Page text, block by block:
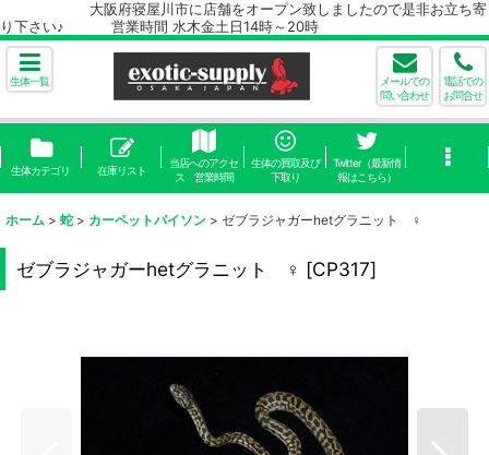
大阪府寝屋川市に店舗をオープン致しましたので是非お立ち寄
り下さい♪ 営業時間 水木金土日14時～20時
生体一覧
メールでの
問い合わせ
電話での
お問合せ
生体カテゴリ 在庫リスト
当店へのアクセ
ス 営業時間
生体の買取及び
下取り
Twitter（最新情
報はこちら）
ホーム > 蛇 > カーペットパイソン > ゼブラジャガーhetグラニット ♀
ゼブラジャガーhetグラニット ♀ [CP317]